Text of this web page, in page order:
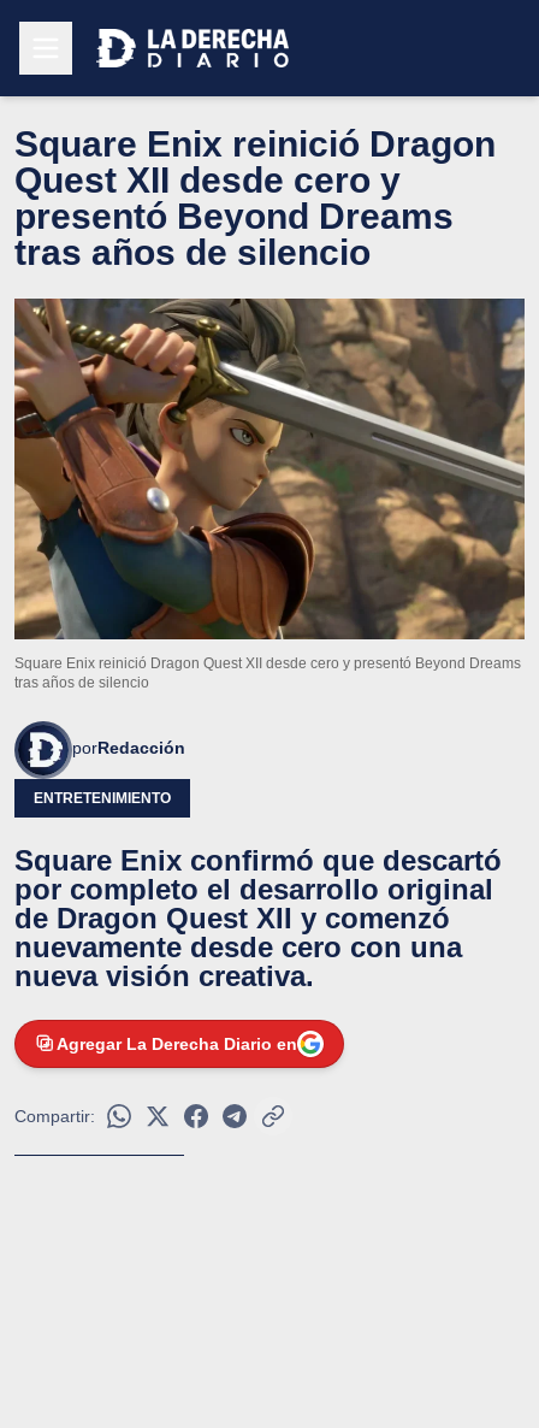
Square Enix reinició Dragon
Quest XII desde cero y
presentó Beyond Dreams
tras años de silencio
Square Enix reinició Dragon Quest XII desde cero y presentó Beyond Dreams
tras años de silencio
porRedacción
ENTRETENIMIENTO
Square Enix confirmó que descartó
por completo el desarrollo original
de Dragon Quest XII y comenzó
nuevamente desde cero con una
nueva visión creativa.
Agregar La Derecha Diario en
Compartir: